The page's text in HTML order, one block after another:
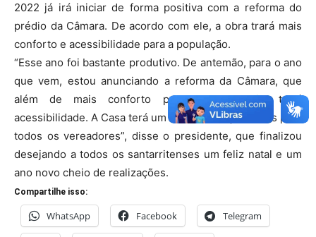
2022 já irá iniciar de forma positiva com a reforma do
prédio da Câmara. De acordo com ele, a obra trará mais
conforto e acessibilidade para a população.
“Esse ano foi bastante produtivo. De antemão, para o ano
que vem, estou anunciando a reforma da Câmara, que
além de mais conforto para a população, trará
acessibilidade. A Casa terá um elevador e gabinetes para
todos os vereadores”, disse o presidente, que finalizou
desejando a todos os santarritenses um feliz natal e um
ano novo cheio de realizações.
Compartilhe isso:
WhatsApp Facebook Telegram